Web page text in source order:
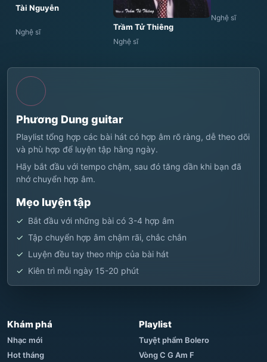
Tài Nguyễn
Nghệ sĩ
Trầm Tử Thiêng
Nghệ sĩ
Nghệ sĩ
Phương Dung guitar
Playlist tổng hợp các bài hát có hợp âm rõ ràng, dễ theo dõi
và phù hợp để luyện tập hằng ngày.
Hãy bắt đầu với tempo chậm, sau đó tăng dần khi bạn đã
nhớ chuyển hợp âm.
Mẹo luyện tập
Bắt đầu với những bài có 3-4 hợp âm
Tập chuyển hợp âm chậm rãi, chắc chắn
Luyện đều tay theo nhịp của bài hát
Kiên trì mỗi ngày 15-20 phút
Khám phá
Nhạc mới
Hot tháng
Playlist
Tuyệt phẩm Bolero
Vòng C G Am F